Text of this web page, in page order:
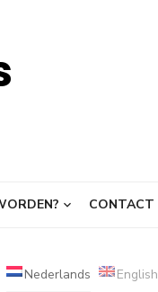
CONTACT
Nederlands English